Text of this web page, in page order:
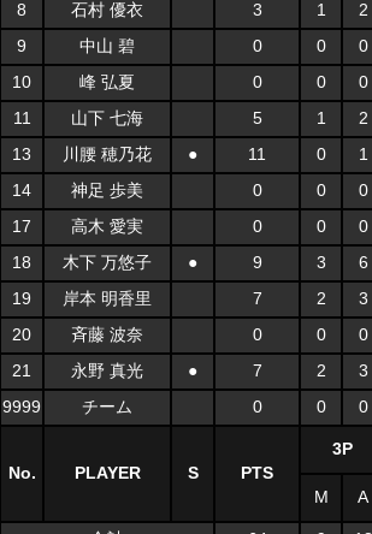
8
石村 優衣 3 1 2
9
中山 碧 0 0 0
10
峰 弘夏 0 0 0
11
山下 七海 5 1 2
13
川腰 穂乃花 ● 11 0 1
14
神足 歩美 0 0 0
17
高木 愛実 0 0 0
18
木下 万悠子 ● 9 3 6
19
岸本 明香里 7 2 3
20
斉藤 波奈 0 0 0
21
永野 真光 ● 7 2 3
9999
チーム 0 0 0
No. PLAYER S PTS
3P
M A